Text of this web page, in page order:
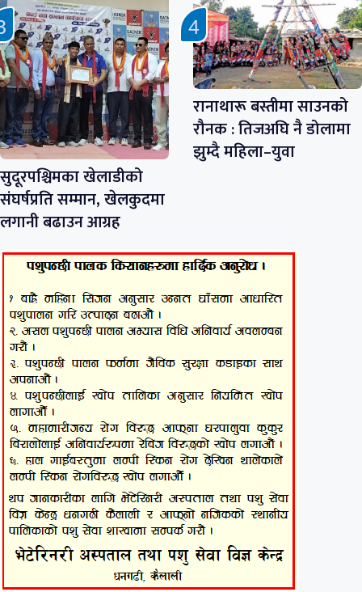
सुदूरपश्चिमका खेलाडीको
संघर्षप्रति सम्मान, खेलकुदमा
लगानी बढाउन आग्रह
रानाथारू बस्तीमा साउनको
रौनक : तिजअघि नै डोलामा
झुम्दै महिला–युवा